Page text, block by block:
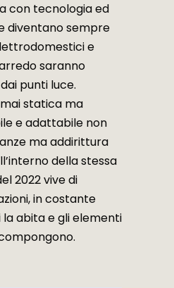
con tecnologia ed
diventano sempre
e
saranno
punti luce.
mai statica ma
e adattabile non
ma addirittura
della stessa
2022 vive di
in costante
abita e gli elementi